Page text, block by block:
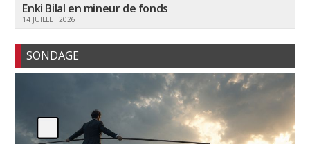
Enki Bilal en mineur de fonds
14 JUILLET 2026
SONDAGE